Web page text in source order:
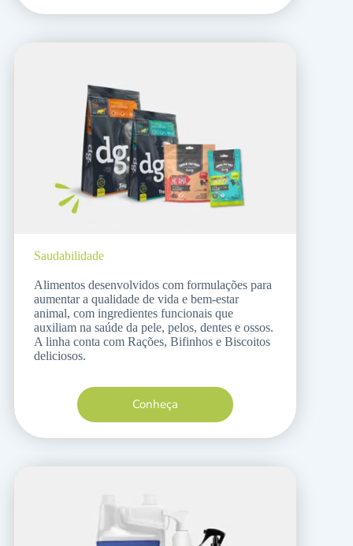
Saudabilidade
Alimentos desenvolvidos com formulações para
aumentar a qualidade de vida e bem-estar
animal, com ingredientes funcionais que
auxiliam na saúde da pele, pelos, dentes e ossos.
A linha conta com Rações, Bifinhos e Biscoitos
deliciosos.
Conheça